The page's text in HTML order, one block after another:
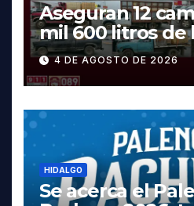
Aseguran 12
mil 600 litros
y dos vehículos
Tula
4 DE AGOSTO DE 2026
HIDALGO
Se acerca el